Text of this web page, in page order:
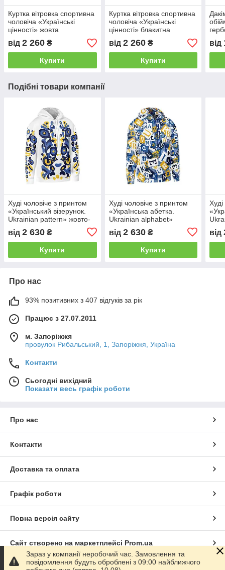
Куртка вітровка спортивна
чоловіча «Українські
цінності» жовта
від 2 260 ₴
Купити
Куртка вітровка спортивна
чоловіча «Українські
цінності» блакитна
від 2 260₴
Купити
від
Подібні товари компанії
Худі чоловіче з принтом
«Український візерунок.
Ukrainian pattern» жовто-
від 2 630 ₴
Купити
Худі чоловіче з принтом
«Українська абетка.
Ukrainian alphabet»
від 2 630₴
Купити
від
Про нас
93% позитивних з 407 відгуків за рік
Працює з 27.07.2011
м. Запоріжжя
провулок Рибальський, 1, Запоріжжя, Україна
Контакти
Сьогодні вихідний
Показати весь графік роботи
Про нас
Контакти
Доставка та оплата
Графік роботи
Повна версія сайту
Сайт створено на маркетплейсі Prom.ua
Політика конфіденційності
Зараз у компанії неробочий час. Замовлення та
повідомлення будуть оброблені з 09:00 найближчого